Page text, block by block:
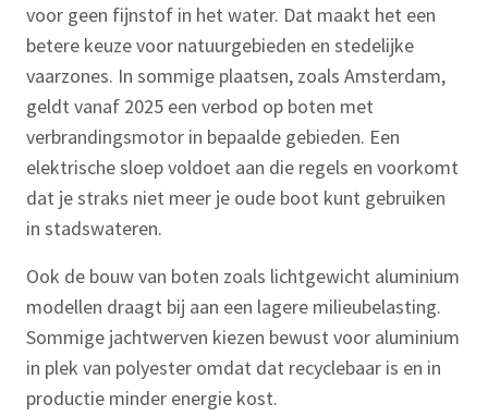
voor geen fijnstof in het water. Dat maakt het een
betere keuze voor natuurgebieden en stedelijke
vaarzones. In sommige plaatsen, zoals Amsterdam,
geldt vanaf 2025 een verbod op boten met
verbrandingsmotor in bepaalde gebieden. Een
elektrische sloep voldoet aan die regels en voorkomt
dat je straks niet meer je oude boot kunt gebruiken
in stadswateren.
Ook de bouw van boten zoals lichtgewicht aluminium
modellen draagt bij aan een lagere milieubelasting.
Sommige jachtwerven kiezen bewust voor aluminium
in plek van polyester omdat dat recyclebaar is en in
productie minder energie kost.